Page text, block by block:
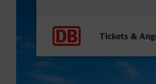
Tickets &
Pforzheim Hbf -